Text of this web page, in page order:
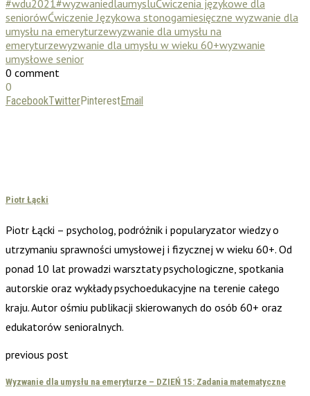
#wdu2021#wyzwaniedlaumysluĆwiczenia językowe dla
seniorówĆwiczenie Językowa stonogamiesięczne wyzwanie dla
umysłu na emeryturzewyzwanie dla umysłu na
emeryturzewyzwanie dla umysłu w wieku 60+wyzwanie
umysłowe senior
0 comment
0
FacebookTwitterPinterestEmail
Piotr Łącki
Piotr Łącki – psycholog, podróżnik i popularyzator wiedzy o
utrzymaniu sprawności umysłowej i fizycznej w wieku 60+. Od
ponad 10 lat prowadzi warsztaty psychologiczne, spotkania
autorskie oraz wykłady psychoedukacyjne na terenie całego
kraju. Autor ośmiu publikacji skierowanych do osób 60+ oraz
edukatorów senioralnych.
previous post
Wyzwanie dla umysłu na emeryturze – DZIEŃ 15: Zadania matematyczne